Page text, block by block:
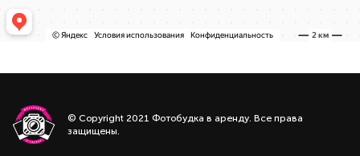
© Copyright 2021 Фотобудка в аренду. Все права
защищены.